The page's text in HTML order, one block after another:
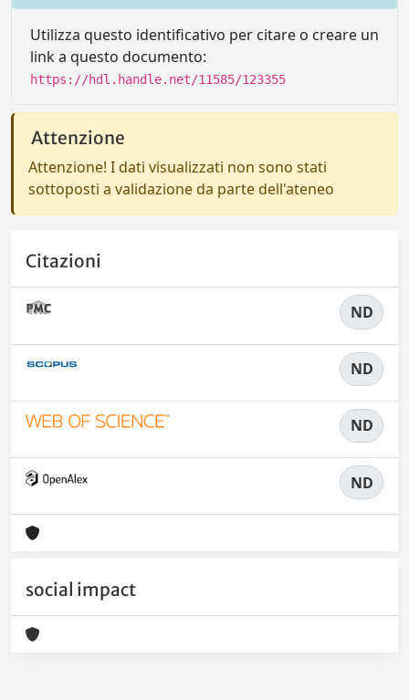
Utilizza questo identificativo per citare o creare un
link a questo documento:
https://hdl.handle.net/11585/123355
Attenzione
Attenzione! I dati visualizzati non sono stati
sottoposti a validazione da parte dell'ateneo
Citazioni
ND
ND
ND
ND
social impact